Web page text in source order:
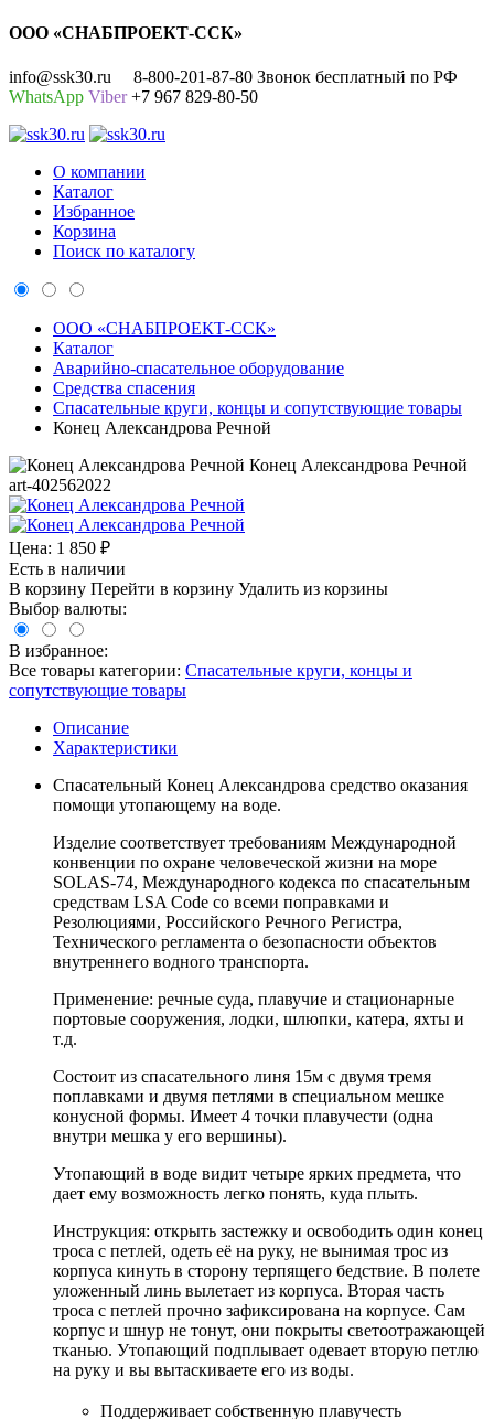
ООО «СНАБПРОЕКТ-ССК»
info@ssk30.ru
8-800-201-87-80 Звонок бесплатный по РФ
WhatsApp Viber+7 967 829-80-50
О компании
Каталог
Избранное
Корзина
Поиск по каталогу
ООО «СНАБПРОЕКТ-ССК»
Каталог
Аварийно-спасательное оборудование
Средства спасения
Спасательные круги, концы и сопутствующие товары
Конец Александрова Речной
Конец Александрова Речной
art-402562022
Цена: 1 850 ₽
Есть в наличии
В корзину Перейти в корзину Удалить из корзины
Выбор валюты:
В избранное:
Все товары категории: Спасательные круги, концы и
сопутствующие товары
Описание
Характеристики
Спасательный Конец Александрова средство оказания
помощи утопающему на воде.
Изделие соответствует требованиям Международной
конвенции по охране человеческой жизни на море
SOLAS-74, Международного кодекса по спасательным
средствам LSA Code со всеми поправками и
Резолюциями, Российского Речного Регистра,
Технического регламента о безопасности объектов
внутреннего водного транспорта.
Применение: речные суда, плавучие и стационарные
портовые сооружения, лодки, шлюпки, катера, яхты и
т.д.
Состоит из спасательного линя 15м с двумя тремя
поплавками и двумя петлями в специальном мешке
конусной формы. Имеет 4 точки плавучести (одна
внутри мешка у его вершины).
Утопающий в воде видит четыре ярких предмета, что
дает ему возможность легко понять, куда плыть.
Инструкция: открыть застежку и освободить один конец
троса с петлей, одеть её на руку, не вынимая трос из
корпуса кинуть в сторону терпящего бедствие. В полете
уложенный линь вылетает из корпуса. Вторая часть
троса с петлей прочно зафиксирована на корпусе. Сам
корпус и шнур не тонут, они покрыты светоотражающей
тканью. Утопающий подплывает одевает вторую петлю
на руку и вы вытаскиваете его из воды.
Поддерживает собственную плавучесть